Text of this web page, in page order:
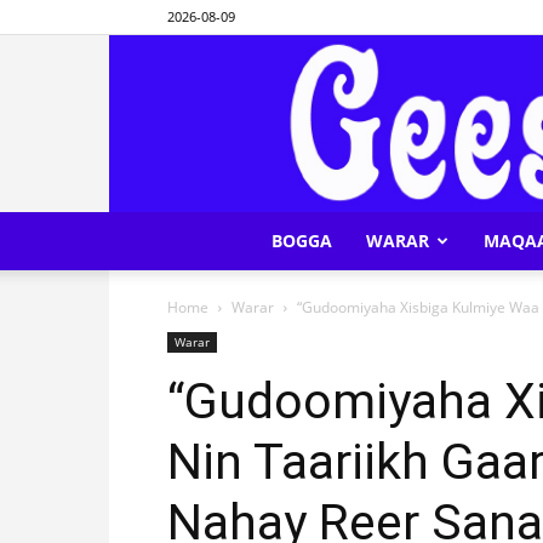
2026-08-09
BOGGA WARAR
Home Warar “Gudoomiyaha Xisbiga Kulmiye
Warar
“Gudoomiyaha
Nin Taariikh
Nahay Reer